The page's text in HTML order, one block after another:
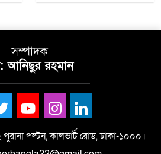
সম্পাদক
আনিছুর রহমান
পল্টন, কালভার্ট রোড, ঢাকা-১০০০।